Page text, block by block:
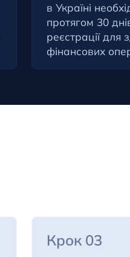
в Україні
протягом 30
реєстрації для
фінансових
Крок 03